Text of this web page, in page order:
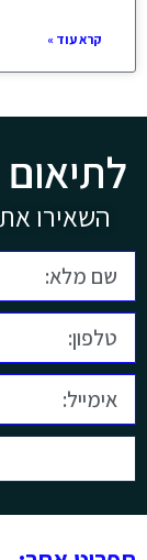
קרא עוד »
השאירו